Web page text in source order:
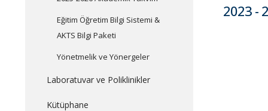
Eğitim Öğretim Bilgi Sistemi &
AKTS Bilgi Paketi
Yönetmelik ve Yönergeler
Laboratuvar ve Poliklinikler
Kütüphane
2023 -